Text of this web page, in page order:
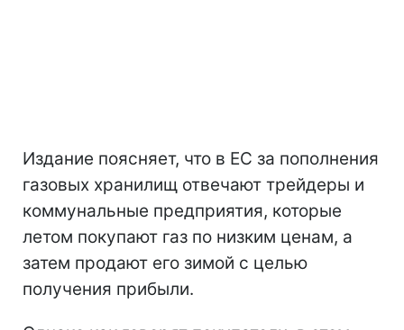
Издание поясняет, что в ЕС за пополнения
газовых хранилищ отвечают трейдеры и
коммунальные предприятия, которые
летом покупают газ по низким ценам, а
затем продают его зимой с целью
получения прибыли.